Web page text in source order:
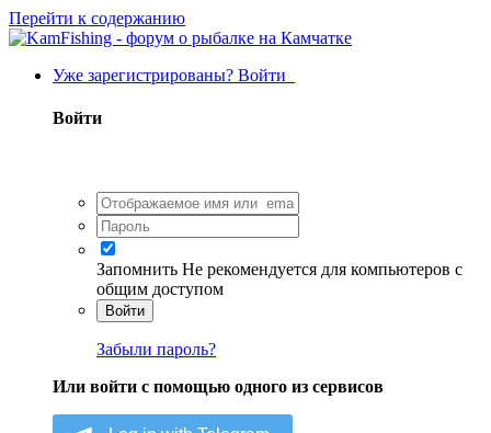
Перейти к содержанию
Уже зарегистрированы? Войти
Войти
Запомнить Не рекомендуется для компьютеров с
общим доступом
Войти
Забыли пароль?
Или войти с помощью одного из сервисов